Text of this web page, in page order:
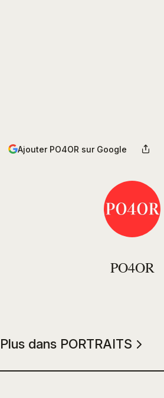
Ajouter PO4OR sur Google
PO4OR
Plus dans PORTRAITS